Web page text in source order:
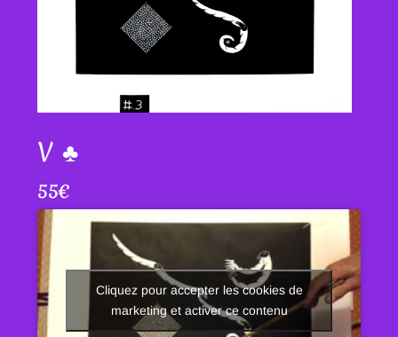
V ♣
55€
Cliquez pour accepter les cookies de
marketing et activer ce contenu